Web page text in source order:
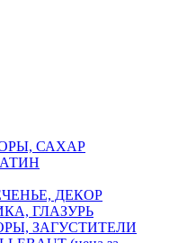
САХАР
ДЕКОР
ГЛАЗУРЬ
ЗАГУСТИТЕЛИ